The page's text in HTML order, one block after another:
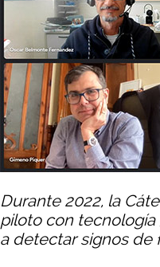
Durante 2022, la
piloto con
a detectar signos de